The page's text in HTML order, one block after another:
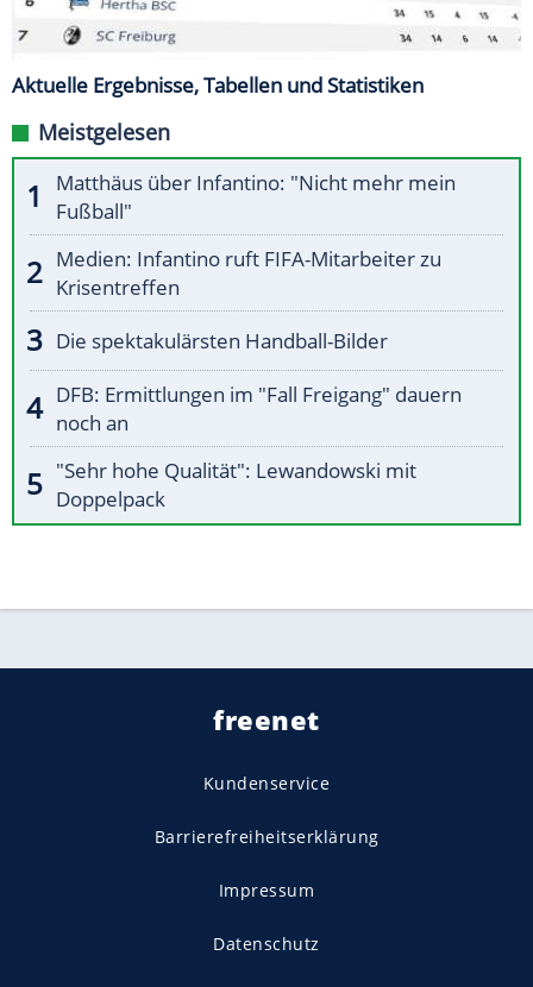
Aktuelle Ergebnisse, Tabellen und Statistiken
Meistgelesen
Matthäus über Infantino: "Nicht mehr mein
Fußball"
Medien: Infantino ruft FIFA-Mitarbeiter zu
Krisentreffen
Die spektakulärsten Handball-Bilder
DFB: Ermittlungen im "Fall Freigang" dauern
noch an
"Sehr hohe Qualität": Lewandowski mit
Doppelpack
freenet
Kundenservice
Barrierefreiheitserklärung
Impressum
Datenschutz